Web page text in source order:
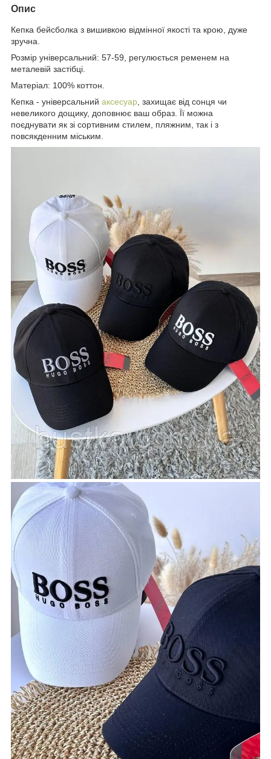
Опис
Кепка бейсболка з вишивкою відмінної якості та крою, дуже
зручна.
Розмір універсальний: 57-59, регулюється ременем на
металевій застібці.
Матеріал: 100% коттон.
Кепка - універсальний аксесуар , захищає від сонця чи
невеликого дощику, доповнює ваш образ. Її можна
поєднувати як зі сортивним стилем, пляжним, так і з
повсякденним міським.